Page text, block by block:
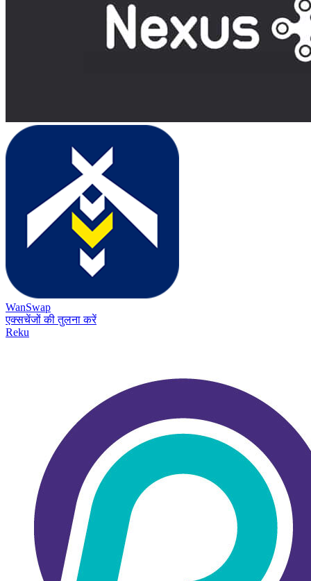
WanSwap
एक्सचेंजों की तुलना करें
Reku